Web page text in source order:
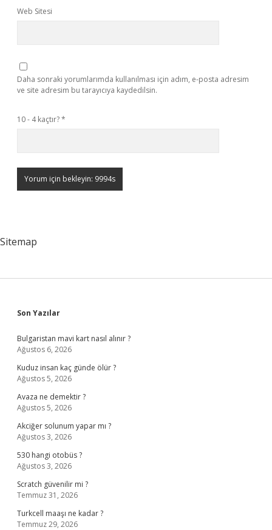
Web Sitesi
Daha sonraki yorumlarımda kullanılması için adım, e-posta adresim
ve site adresim bu tarayıcıya kaydedilsin.
10 - 4 kaçtır?*
Sitemap
Sidebar
Son Yazılar
Bulgaristan mavi kart nasıl alınır ?
Ağustos 6, 2026
Kuduz insan kaç günde ölür ?
Ağustos 5, 2026
Avaza ne demektir ?
Ağustos 5, 2026
Akciğer solunum yapar mı ?
Ağustos 3, 2026
530 hangi otobüs ?
Ağustos 3, 2026
Scratch güvenilir mi ?
Temmuz 31, 2026
Turkcell maaşı ne kadar ?
Temmuz 29, 2026